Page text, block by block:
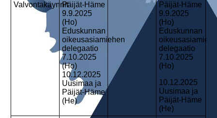
ValvontakäynnitPäijät-Häme
9.9.2025
(Ho)
Eduskunnan
oikeusasiamiehen
delegaatio
7.10.2025
(Ho)
10.12.2025
Uusimaa ja
Päijät-Häme
(He)
Päijät-Häme
9.9.2025
(Ho)
Eduskunnan
delegaatio
7.10.2025
(Ho)
10.12.2025
Uusimaa ja
Päijät-Häme
(He)